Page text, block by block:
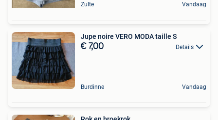
Zulte Vandaag
Jupe noire VERO MODA taille S
€ 7,00 Details
Burdinne Vandaag